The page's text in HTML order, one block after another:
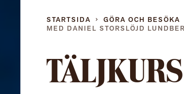
STARTSIDA GÖRA OCH BESÖKA
MED DANIEL STORSLÖJD